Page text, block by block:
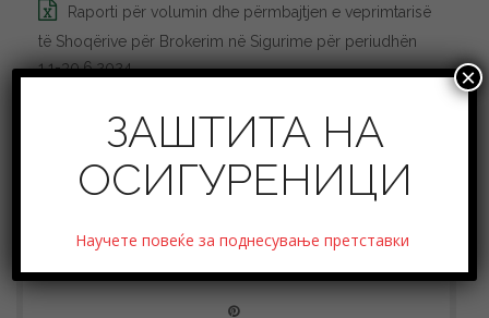
Raporti për volumin dhe përmbajtjen e veprimtarisë
të Shoqërive për Brokerim në Sigurime për periudhën
1.1-30.6.2024
ЗАШТИТА НА
ОСИГУРЕНИЦИ
Научете повеќе за поднесување претставки
×